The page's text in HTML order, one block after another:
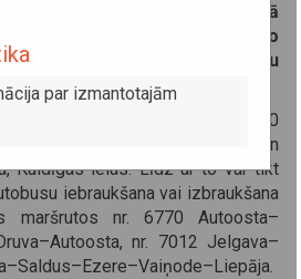
ierobežojumiem pilsētā
ar izmaiņām reģionālo
- var būt ievērojama reisu
un sastrēgumu dēļ.
laikā no plkst. 18.55 līdz 19.40
Oskara Kalpaka laukums un
Kuldīgas ielas. Līdz ar to var tikt
iebraukšana vai izbraukšana
maršrutos nr. 6770 Autoosta–
nr. 7012 Jelgava–
par izmantotajām